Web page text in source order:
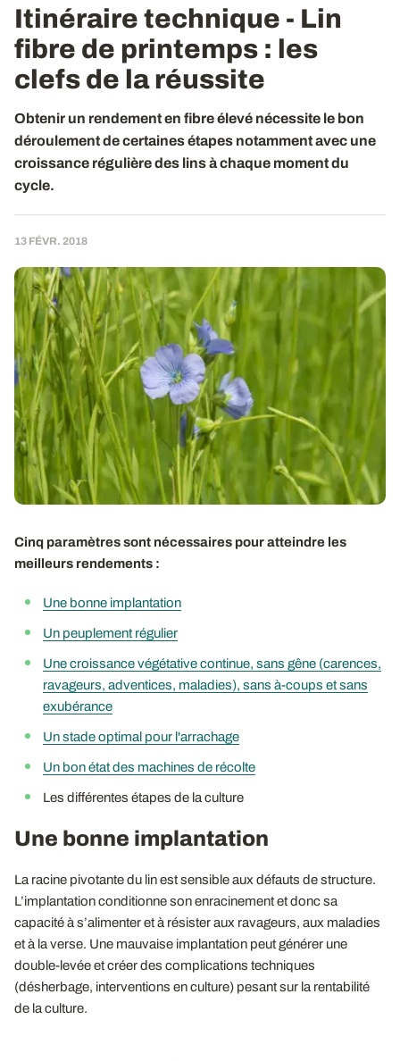
Itinéraire technique - Lin
fibre de printemps : les
clefs de la réussite
Obtenir un rendement en fibre élevé nécessite le bon
déroulement de certaines étapes notamment avec une
croissance régulière des lins à chaque moment du
cycle.
13 FÉVR. 2018
Cinq paramètres sont nécessaires pour atteindre les
meilleurs rendements :
Une bonne implantation
Un peuplement régulier
Une croissance végétative continue, sans gêne (carences,
ravageurs, adventices, maladies), sans à-coups et sans
exubérance
Un stade optimal pour l'arrachage
Un bon état des machines de récolte
Les différentes étapes de la culture
Une bonne implantation
La racine pivotante du lin est sensible aux défauts de structure.
L’implantation conditionne son enracinement et donc sa
capacité à s’alimenter et à résister aux ravageurs, aux maladies
et à la verse. Une mauvaise implantation peut générer une
double-levée et créer des complications techniques
(désherbage, interventions en culture) pesant sur la rentabilité
de la culture.